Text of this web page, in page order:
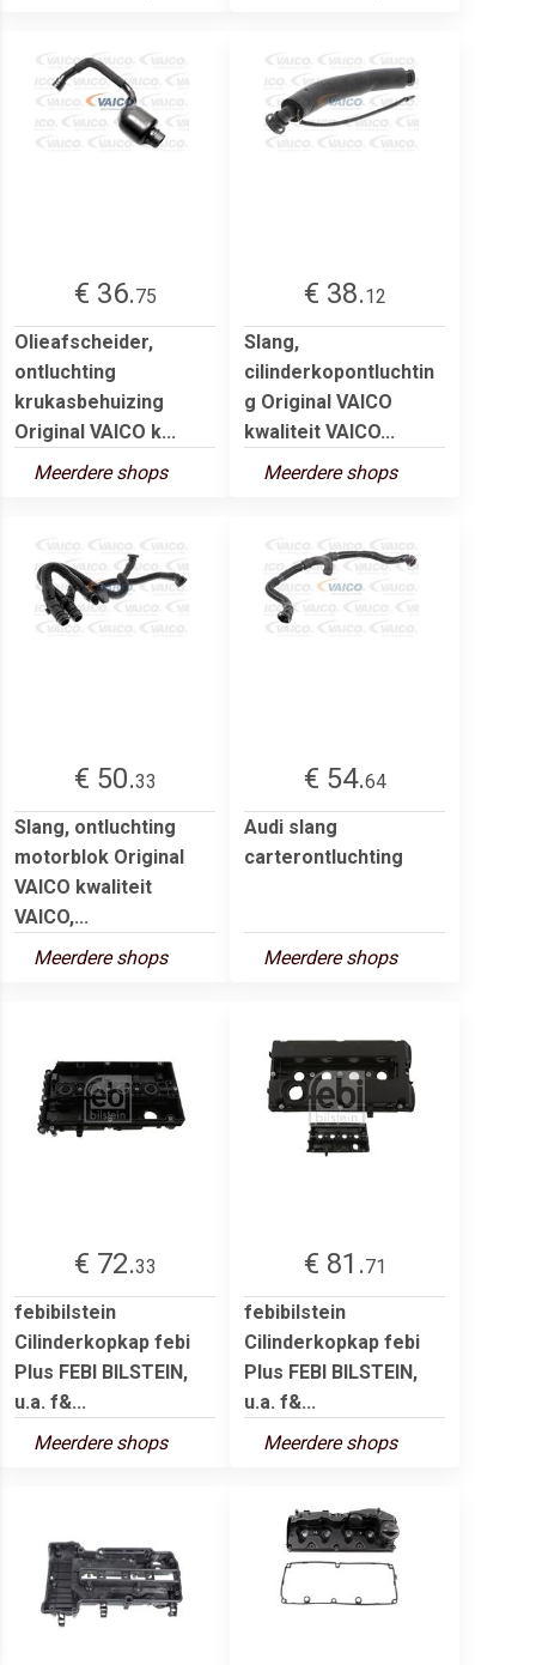
€ 36.75
Olieafscheider,
ontluchting
krukasbehuizing
Original VAICO k...
Meerdere shops
€ 38.12
Slang,
cilinderkopontluchtin
g Original VAICO
kwaliteit VAICO...
Meerdere shops
€ 50.33
Slang, ontluchting
motorblok Original
VAICO kwaliteit
VAICO,...
Meerdere shops
€ 54.64
Audi slang
carterontluchting
Meerdere shops
€ 72.33
febibilstein
Cilinderkopkap febi
Plus FEBI BILSTEIN,
u.a. f&...
Meerdere shops
€ 81.71
febibilstein
Cilinderkopkap febi
Plus FEBI BILSTEIN,
u.a. f&...
Meerdere shops